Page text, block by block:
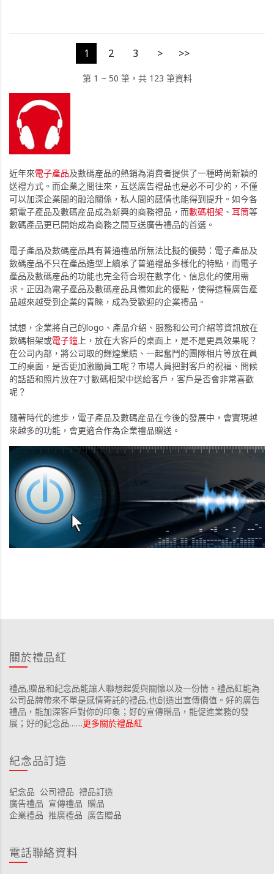
1 2 3 > >>
第 1 ~ 50 筆，共 123 筆資料
近年來電子產品及數碼産品的熱銷為消費者提供了一種時尚新穎的
送禮方式。而企業之間往來，互送廣告禮品也是必不可少的，不僅
可以加深企業間的融洽關係，私人間的感情也能得到提升。如今各
類電子產品及數碼産品成為新興的商務禮品，而數碼相架 、 耳筒等
數碼產品更已開始成為商務之間互送廣告禮品的首選。
電子產品及數碼産品具有普通禮品所無法比擬的優勢：電子產品及
數碼産品不只在產品造型上續承了普通禮品多樣化的特點，而電子
產品及數碼産品的功能也完全符合現在數字化、信息化的使用需
求。正因為電子產品及數碼産品具備如此的優點，使得這種廣告產
品越來越受到企業的青睞，成為受歡迎的企業禮品。
試想，企業將自己的logo、產品介紹、服務和公司介紹等資訊放在
數碼相架或電子鐘 上，放在大客戶的桌面上，是不是更具效果呢？
在公司內部，將公司取的輝煌業績、一起奮鬥的團隊相片等放在員
工的桌面，是否更加激勵員工呢？市場人員把對客戶的祝福、問候
的話語和照片放在7寸數碼相架中送給客戶，客戶是否會非常喜歡
呢？
隨著時代的進步，電子產品及數碼産品在今後的發展中，會實現越
來越多的功能，會更適合作為企業禮品贈送。
關於禮品紅
禮品,贈品和紀念品能讓人聯想起愛與關懷以及一份情。禮品紅能為
公司品牌帶來不單是感情寄託的禮品,也創造出宣傳價值。好的廣告
禮品，能加深客戶對你的印象；好的宣傳贈品，能促進業務的發
展；好的紀念品……更多關於禮品紅
紀念品訂造
紀念品 公司禮品 禮品訂造
廣告禮品 宣傳禮品 贈品
企業禮品 推廣禮品 廣告贈品
電話聯絡資料